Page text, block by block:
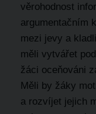
věrohodnost
argumentačním
mezi jevy a
měli vytvářet
žáci oceňováni
Měli by žáky
a rozvíjet jejich